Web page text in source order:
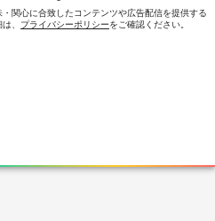
関⼼に合致したコンテンツや広告配信を提供する
、 プライバシーポリシーをご確認ください。